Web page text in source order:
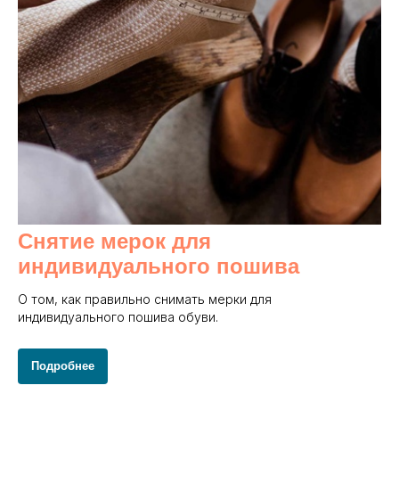
Снятие мерок для
индивидуального пошива
О том, как правильно снимать мерки для
индивидуального пошива обуви.
Подробнее